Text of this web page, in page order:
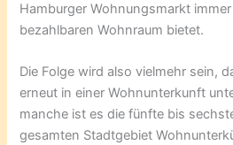
Hamburger Wohnungsmarkt
bezahlbaren Wohnraum bietet.
Die Folge wird also vielmehr sein,
erneut in einer Wohnunterkunft
manche ist es die fünfte bis
gesamten Stadtgebiet